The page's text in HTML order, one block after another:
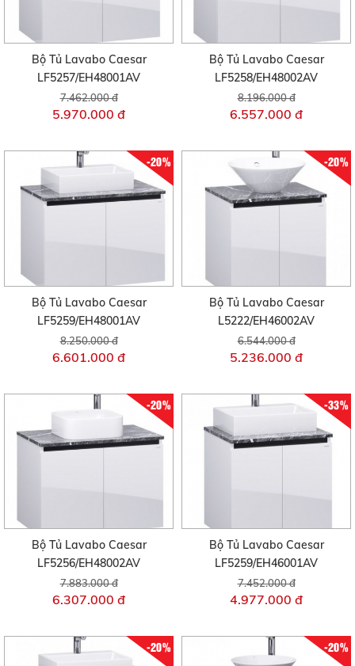
Bộ Tủ Lavabo Caesar
LF5257/EH48001AV
7.462.000 đ
5.970.000 đ
Bộ Tủ Lavabo Caesar
LF5258/EH48002AV
8.196.000 đ
6.557.000 đ
-20%
Bộ Tủ Lavabo Caesar
LF5259/EH48001AV
8.250.000 đ
6.601.000 đ
-20%
Bộ Tủ Lavabo Caesar
L5222/EH46002AV
6.544.000 đ
5.236.000 đ
-20%
Bộ Tủ Lavabo Caesar
LF5256/EH48002AV
7.883.000 đ
6.307.000 đ
-33%
Bộ Tủ Lavabo Caesar
LF5259/EH46001AV
7.452.000 đ
4.977.000 đ
-20% -20%